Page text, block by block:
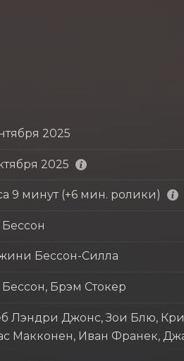
2025
2025
9 минут (+6 мин. ролики)
Бессон-Силла
Брэм Стокер
Лэндри Джонс, Зои Блю,
Макконен, Иван Франек,